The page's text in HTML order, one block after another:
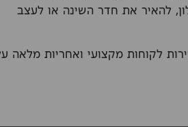
להאיר את חדר השינה או לעצב
לקוחות מקצועי ואחריות מלאה